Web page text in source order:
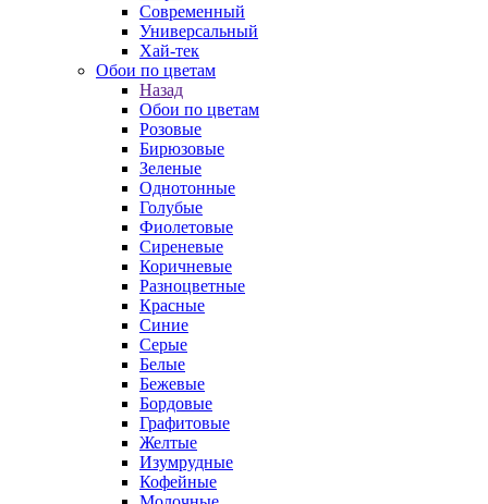
Современный
Универсальный
Хай-тек
Обои по цветам
Назад
Обои по цветам
Розовые
Бирюзовые
Зеленые
Однотонные
Голубые
Фиолетовые
Сиреневые
Коричневые
Разноцветные
Красные
Синие
Серые
Белые
Бежевые
Бордовые
Графитовые
Желтые
Изумрудные
Кофейные